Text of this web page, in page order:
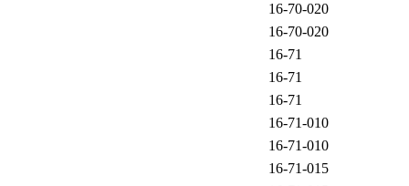
16-70-020
16-70-020
16-71
16-71
16-71
16-71-010
16-71-010
16-71-015